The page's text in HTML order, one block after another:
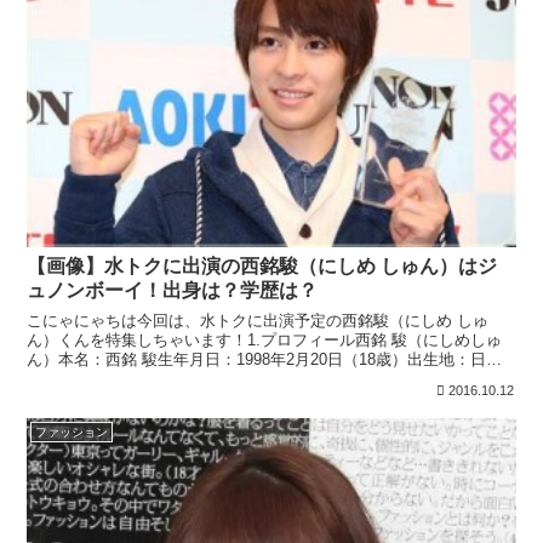
【画像】水トクに出演の西銘駿（にしめ しゅん）はジ
ュノンボーイ！出身は？学歴は？
こにゃにゃちは今回は、水トクに出演予定の西銘駿（にしめ しゅ
ん）くんを特集しちゃいます！1.プロフィール西銘 駿（にしめしゅ
ん）本名：西銘 駿生年月日：1998年2月20日（18歳）出生地：日
2016.10.12
ファッション